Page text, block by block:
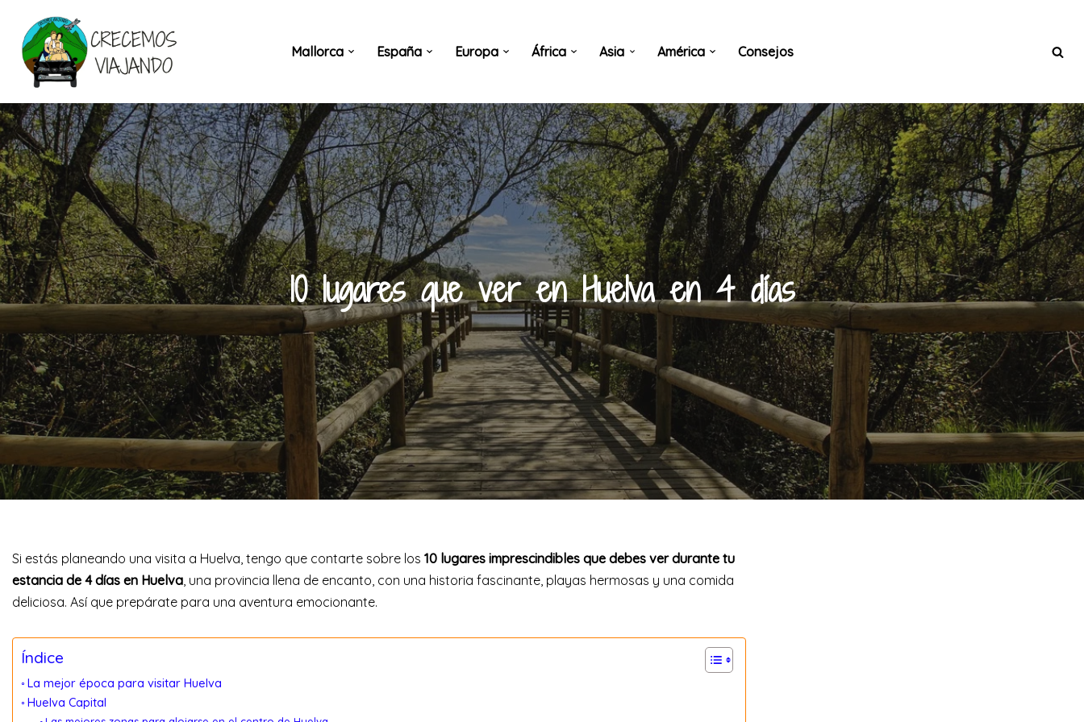
Saltar
contenido
Mallorca España Europa África Asia América Consejos
10 lugares que ver en Huelva en 4 días
Si estás planeando una visita a Huelva, tengo que contarte sobre los 10 lugares imprescindibles que debes ver durante tu
estancia de 4 días en Huelva, una provincia llena de encanto, con una historia fascinante, playas hermosas y una comida
deliciosa. Así que prepárate para una aventura emocionante.
Índice
La mejor época para visitar Huelva
Huelva Capital